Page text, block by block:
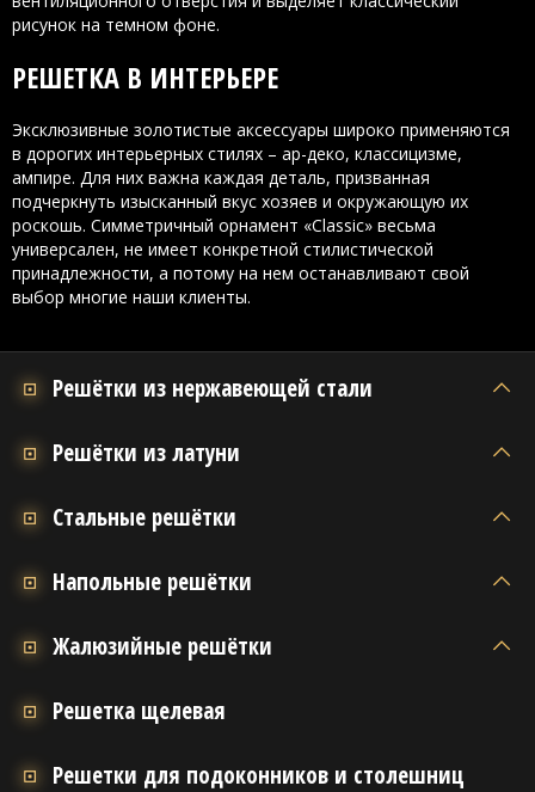
рисунок на темном фоне.
РЕШЕТКА В ИНТЕРЬЕРЕ
Эксклюзивные золотистые аксессуары широко применяются
в дорогих интерьерных стилях – ар-деко, классицизме,
ампире. Для них важна каждая деталь, призванная
подчеркнуть изысканный вкус хозяев и окружающую их
роскошь. Симметричный орнамент «Classic» весьма
универсален, не имеет конкретной стилистической
принадлежности, а потому на нем останавливают свой
выбор многие наши клиенты.
Решётки из нержавеющей стали
Решётки из латуни
Стальные решётки
Напольные решётки
Жалюзийные решётки
Решетка щелевая
Решетки для подоконников и столешниц